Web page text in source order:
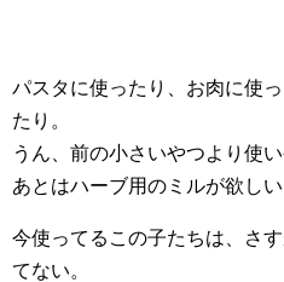
パスタに使ったり、お肉に使
たり。
うん、前の小さいやつより使い
あとはハーブ用のミルが欲しい
今使ってるこの子たちは、さ
てない。